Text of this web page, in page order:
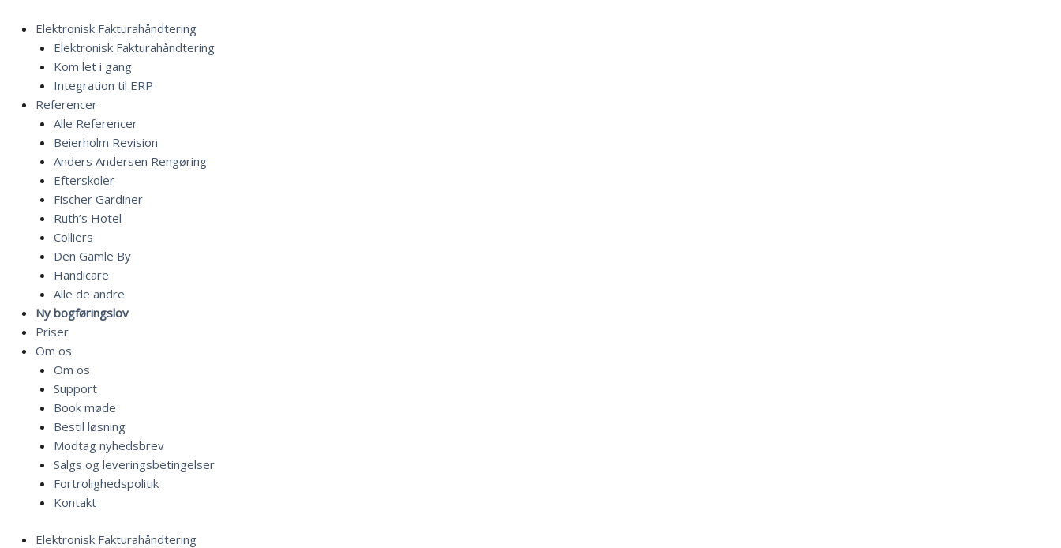
indholdet
Elektronisk Fakturahåndtering
Elektronisk Fakturahåndtering
Kom let i gang
Integration til ERP
Referencer
Alle Referencer
Beierholm Revision
Anders Andersen Rengøring
Efterskoler
Fischer Gardiner
Ruth’s Hotel
Colliers
Den Gamle By
Handicare
Alle de andre
Ny bogføringslov
Priser
Om os
Om os
Support
Book møde
Bestil løsning
Modtag nyhedsbrev
Salgs og leveringsbetingelser
Fortrolighedspolitik
Kontakt
Elektronisk Fakturahåndtering